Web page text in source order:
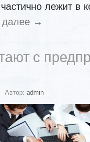
лежит в
далее →
с
Автор: admin